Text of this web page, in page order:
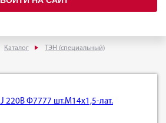
Каталог
ТЭН (специальный)